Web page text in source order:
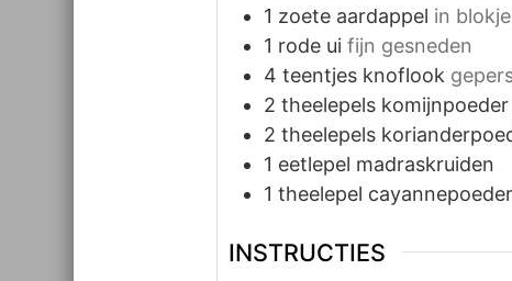
1 zoete aardappel in
1 rode ui fijn gesneden
4 teentjes knoflook
2 theelepels komijnpoeder
2 theelepels
1 eetlepel madraskruiden
1 theelepel cayannepoeder
INSTRUCTIES